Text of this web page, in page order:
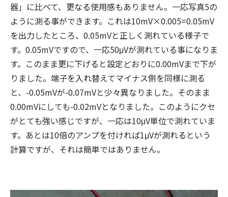
器」に比べて、更なる使用感もありません。一応写真5の
ように測る事ができます。これは10mV×0.005=0.05mV
を出力したところ、0.05mVと正しく測れている様子で
す。0.05mVですので、一応50μVが測れている事になりま
す。このまま更に下げると設定どおりに0.00mVまで下が
りました。端子を入れ替えてマイナス側を同様に測る
と、-0.05mVが-0.07mVと少々異なりました。そのまま
0.00mVにしても-0.02mVとなりました。このようにクセ
がとても強い感じですが、一応は10μV単位で測れていま
す。あとは10倍のアンプを付ければ1μVが測れるという
計算ですが、それは簡単ではありません。